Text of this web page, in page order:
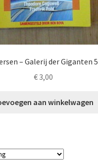
– Galerij der Giganten 5
€3,00
aan winkelwagen